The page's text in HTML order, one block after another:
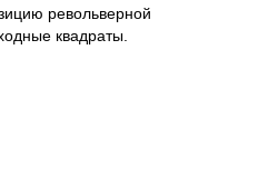
револьверной
квадраты.